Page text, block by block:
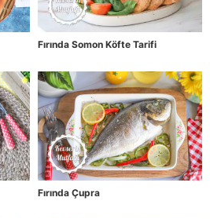
Fırında Somon Köfte Tarifi
Fırında Çupra